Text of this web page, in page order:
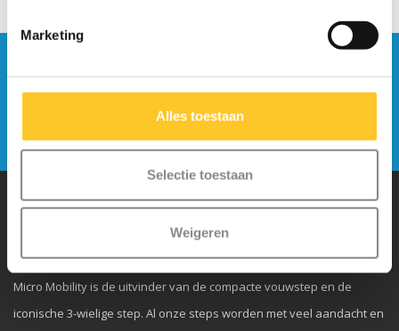
Marketing
Alles toestaan
Selectie toestaan
Weigeren
nieuwsbrief
Waarom Micro Step?
Micro Mobility is de uitvinder van de compacte vouwstep en de
iconische 3-wielige step. Al onze steps worden met veel aandacht en